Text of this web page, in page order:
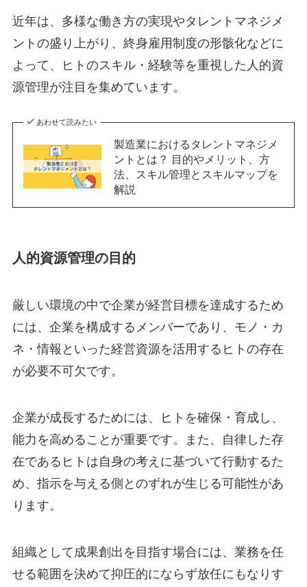
近年は、多様な働き方の実現やタレントマネジメ
ントの盛り上がり、終身雇用制度の形骸化などに
よって、ヒトのスキル・経験等を重視した人的資
源管理が注目を集めています。
あわせて読みたい
製造業におけるタレントマネジメ
ントとは？ 目的やメリット、方
法、スキル管理とスキルマップを
解説
人的資源管理の目的
厳しい環境の中で企業が経営目標を達成するため
には、企業を構成するメンバーであり、モノ・カ
ネ・情報といった経営資源を活用するヒトの存在
が必要不可欠です。
企業が成長するためには、ヒトを確保・育成し、
能力を高めることが重要です。また、自律した存
在であるヒトは自身の考えに基づいて行動するた
め、指示を与える側とのずれが生じる可能性があ
ります。
組織として成果創出を目指す場合には、業務を任
せる範囲を決めて抑圧的にならず放任にもなりす